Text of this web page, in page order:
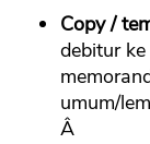
Copy /
debitur
umum/
Â